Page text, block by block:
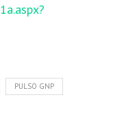
PULSO GNP